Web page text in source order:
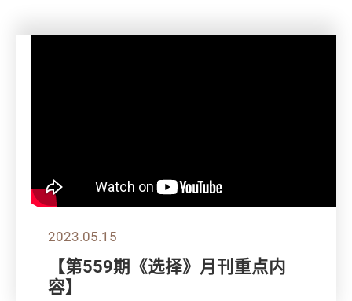
2023.05.15
【第559期《选择》月刊重点内
容】